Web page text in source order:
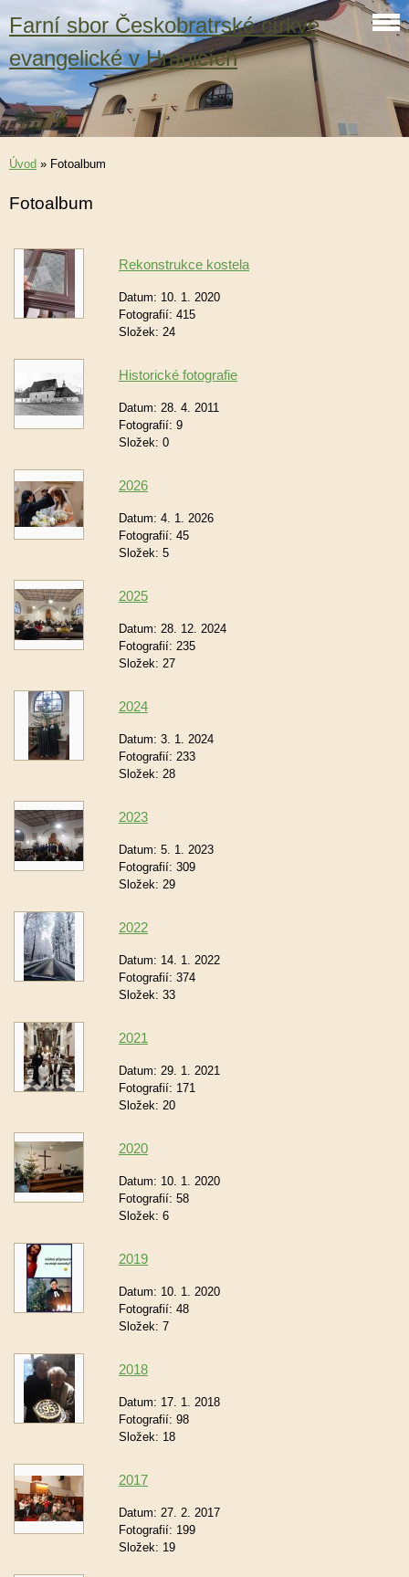
Farní sbor Českobratrské církve
evangelické v Hranicích
Úvod » Fotoalbum
Fotoalbum
Rekonstrukce kostela
Datum: 10. 1. 2020
Fotografií: 415
Složek: 24
Historické fotografie
Datum: 28. 4. 2011
Fotografií: 9
Složek: 0
2026
Datum: 4. 1. 2026
Fotografií: 45
Složek: 5
2025
Datum: 28. 12. 2024
Fotografií: 235
Složek: 27
2024
Datum: 3. 1. 2024
Fotografií: 233
Složek: 28
2023
Datum: 5. 1. 2023
Fotografií: 309
Složek: 29
2022
Datum: 14. 1. 2022
Fotografií: 374
Složek: 33
2021
Datum: 29. 1. 2021
Fotografií: 171
Složek: 20
2020
Datum: 10. 1. 2020
Fotografií: 58
Složek: 6
2019
Datum: 10. 1. 2020
Fotografií: 48
Složek: 7
2018
Datum: 17. 1. 2018
Fotografií: 98
Složek: 18
2017
Datum: 27. 2. 2017
Fotografií: 199
Složek: 19